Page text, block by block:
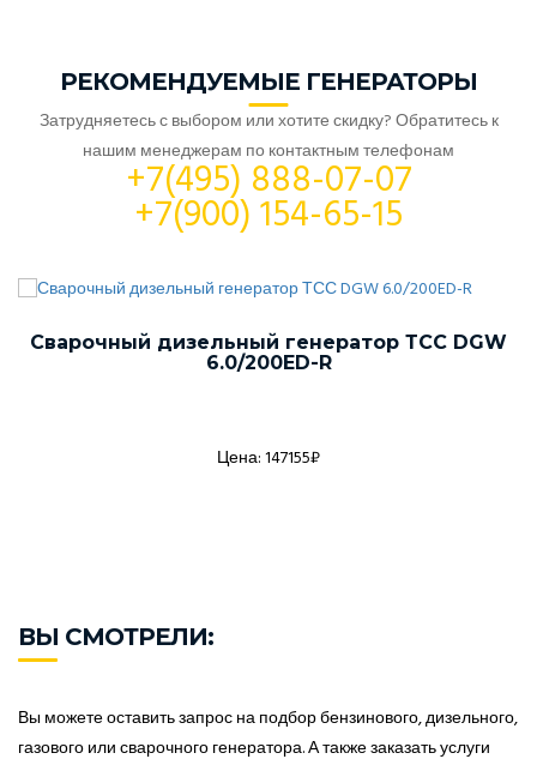
РЕКОМЕНДУЕМЫЕ ГЕНЕРАТОРЫ
Затрудняетесь с выбором или хотите скидку? Обратитесь к
нашим менеджерам по контактным телефонам
+7(495) 888-07-07
+7(900) 154-65-15
Сварочный дизельный генератор ТСС DGW
6.0/200ED-R
Цена: 147155₽
ВЫ СМОТРЕЛИ:
Вы можете оставить запрос на подбор бензинового, дизельного,
газового или сварочного генератора. А также заказать услуги